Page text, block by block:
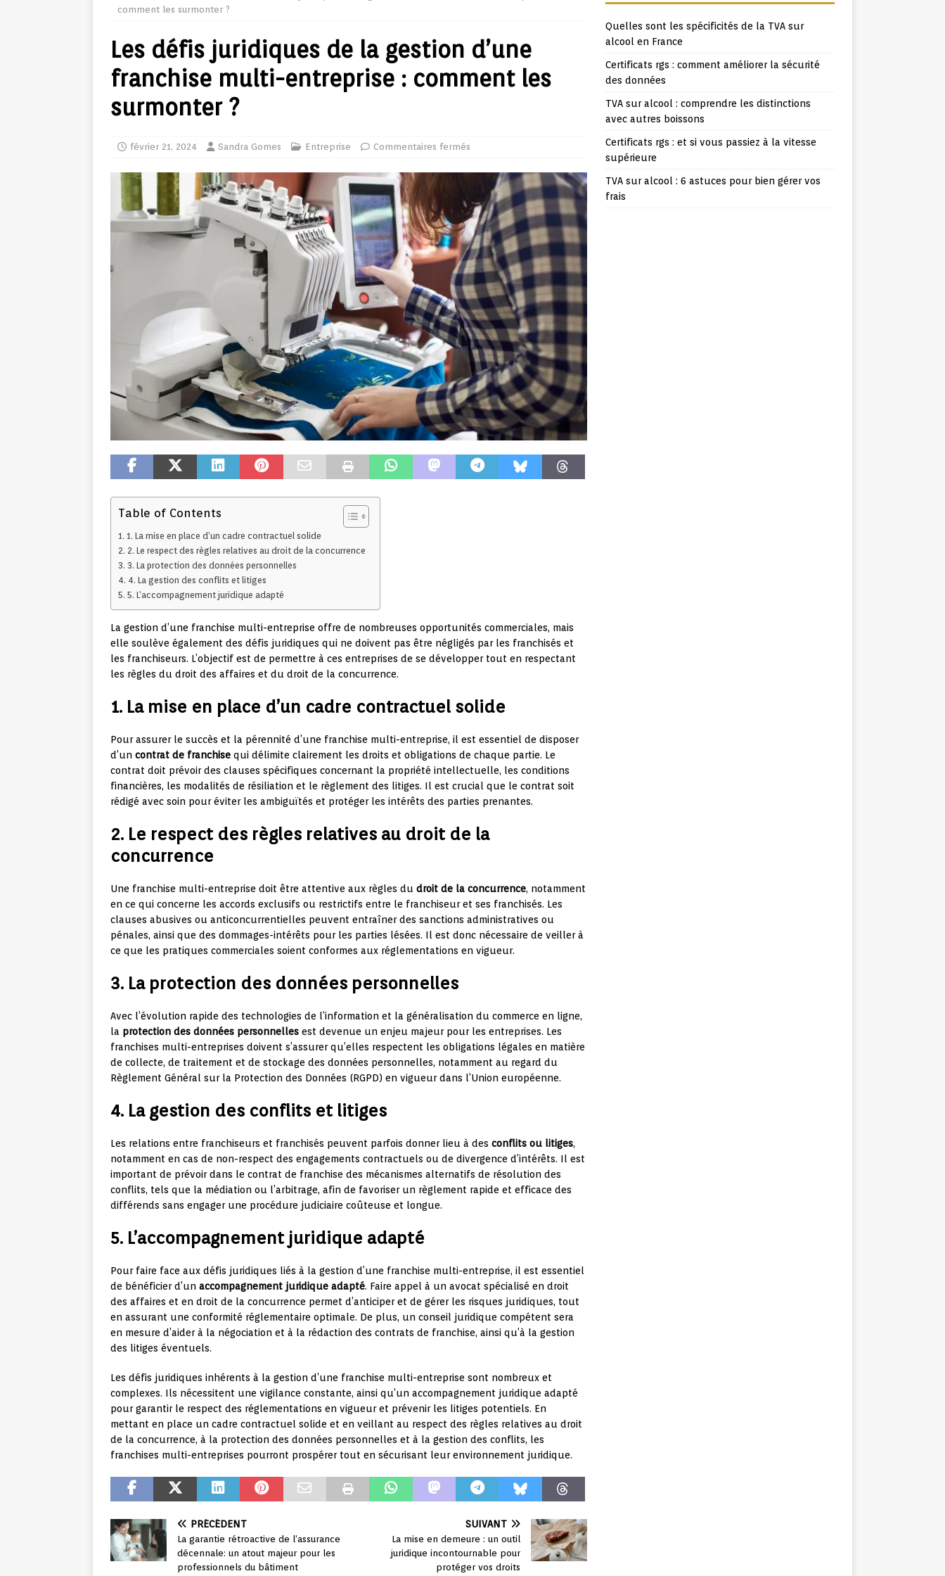
comment les surmonter ?
Les défis juridiques de la gestion d’une
franchise multi-entreprise : comment les
surmonter ?
février 21, 2024 Sandra Gomes Entreprise Commentaires fermés
Table of Contents
1. La mise en place d’un cadre contractuel solide
2. Le respect des règles relatives au droit de la concurrence
3. La protection des données personnelles
4. La gestion des conflits et litiges
5. L’accompagnement juridique adapté
La gestion d’une franchise multi-entreprise offre de nombreuses opportunités commerciales, mais
elle soulève également des défis juridiques qui ne doivent pas être négligés par les franchisés et
les franchiseurs. L’objectif est de permettre à ces entreprises de se développer tout en respectant
les règles du droit des affaires et du droit de la concurrence.
1. La mise en place d’un cadre contractuel solide
Pour assurer le succès et la pérennité d’une franchise multi-entreprise, il est essentiel de disposer
d’un contrat de franchise qui délimite clairement les droits et obligations de chaque partie. Le
contrat doit prévoir des clauses spécifiques concernant la propriété intellectuelle, les conditions
financières, les modalités de résiliation et le règlement des litiges. Il est crucial que le contrat soit
rédigé avec soin pour éviter les ambiguïtés et protéger les intérêts des parties prenantes.
2. Le respect des règles relatives au droit de la
concurrence
Une franchise multi-entreprise doit être attentive aux règles du droit de la concurrence, notamment
en ce qui concerne les accords exclusifs ou restrictifs entre le franchiseur et ses franchisés. Les
clauses abusives ou anticoncurrentielles peuvent entraîner des sanctions administratives ou
pénales, ainsi que des dommages-intérêts pour les parties lésées. Il est donc nécessaire de veiller à
ce que les pratiques commerciales soient conformes aux réglementations en vigueur.
3. La protection des données personnelles
Avec l’évolution rapide des technologies de l’information et la généralisation du commerce en ligne,
la protection des données personnelles est devenue un enjeu majeur pour les entreprises. Les
franchises multi-entreprises doivent s’assurer qu’elles respectent les obligations légales en matière
de collecte, de traitement et de stockage des données personnelles, notamment au regard du
Règlement Général sur la Protection des Données (RGPD) en vigueur dans l’Union européenne.
4. La gestion des conflits et litiges
Les relations entre franchiseurs et franchisés peuvent parfois donner lieu à des conflits ou litiges,
notamment en cas de non-respect des engagements contractuels ou de divergence d’intérêts. Il est
important de prévoir dans le contrat de franchise des mécanismes alternatifs de résolution des
conflits, tels que la médiation ou l’arbitrage, afin de favoriser un règlement rapide et efficace des
différends sans engager une procédure judiciaire coûteuse et longue.
5. L’accompagnement juridique adapté
Pour faire face aux défis juridiques liés à la gestion d’une franchise multi-entreprise, il est essentiel
de bénéficier d’un accompagnement juridique adapté. Faire appel à un avocat spécialisé en droit
des affaires et en droit de la concurrence permet d’anticiper et de gérer les risques juridiques, tout
en assurant une conformité réglementaire optimale. De plus, un conseil juridique compétent sera
en mesure d’aider à la négociation et à la rédaction des contrats de franchise, ainsi qu’à la gestion
des litiges éventuels.
Les défis juridiques inhérents à la gestion d’une franchise multi-entreprise sont nombreux et
complexes. Ils nécessitent une vigilance constante, ainsi qu’un accompagnement juridique adapté
pour garantir le respect des réglementations en vigueur et prévenir les litiges potentiels. En
mettant en place un cadre contractuel solide et en veillant au respect des règles relatives au droit
de la concurrence, à la protection des données personnelles et à la gestion des conflits, les
franchises multi-entreprises pourront prospérer tout en sécurisant leur environnement juridique.
PRÉCÉDENT
La garantie rétroactive de l’assurance
décennale: un atout majeur pour les
professionnels du bâtiment
SUIVANT
La mise en demeure : un outil
juridique incontournable pour
protéger vos droits
Quelles sont les spécificités de la TVA sur
alcool en France
Certificats rgs : comment améliorer la sécurité
des données
TVA sur alcool : comprendre les distinctions
avec autres boissons
Certificats rgs : et si vous passiez à la vitesse
supérieure
TVA sur alcool : 6 astuces pour bien gérer vos
frais